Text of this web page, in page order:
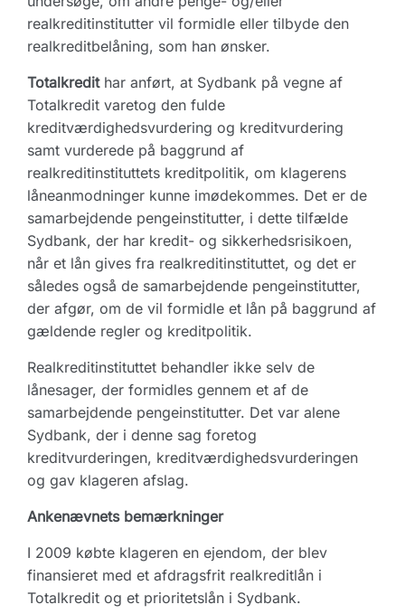
realkreditinstitutter vil formidle eller tilbyde den
realkreditbelåning, som han ønsker.
Totalkredithar anført, at Sydbank på vegne af
Totalkredit varetog den fulde
kreditværdighedsvurdering og kreditvurdering
samt vurderede på baggrund af
realkreditinstituttets kreditpolitik, om klagerens
låneanmodninger kunne imødekommes. Det er de
samarbejdende pengeinstitutter, i dette tilfælde
Sydbank, der har kredit- og sikkerhedsrisikoen,
når et lån gives fra realkreditinstituttet, og det er
således også de samarbejdende pengeinstitutter,
der afgør, om de vil formidle et lån på baggrund af
gældende regler og kreditpolitik.
Realkreditinstituttet behandler ikke selv de
lånesager, der formidles gennem et af de
samarbejdende pengeinstitutter. Det var alene
Sydbank, der i denne sag foretog
kreditvurderingen, kreditværdighedsvurderingen
og gav klageren afslag.
Ankenævnets bemærkninger
I 2009 købte klageren en ejendom, der blev
finansieret med et afdragsfrit realkreditlån i
Totalkredit og et prioritetslån i Sydbank.